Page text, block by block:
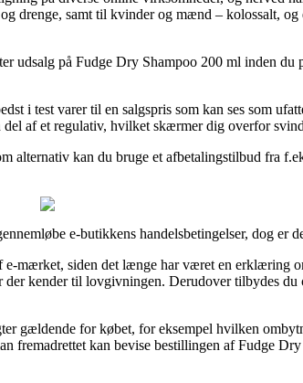
drenge, samt til kvinder og mænd – kolossalt, og
på Fudge Dry Shampoo 200 ml inden du
i test varer til en salgspris som kan ses som
af et regulativ, hvilket skærmer dig overfor
alternativ kan du bruge et afbetalingstilbud fra
e-butikkens handelsbetingelser, dog er
mærket, siden det længe har været en erklæring
kender til lovgivningen. Derudover tilbydes
gældende for købet, for eksempel hvilken
fremadrettet kan bevise bestillingen af Fudge